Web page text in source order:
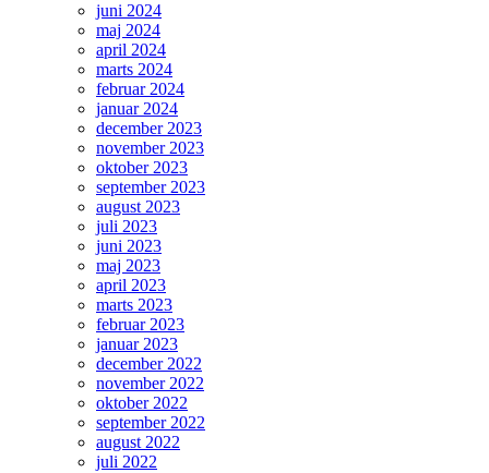
juni 2024
maj 2024
april 2024
marts 2024
februar 2024
januar 2024
december 2023
november 2023
oktober 2023
september 2023
august 2023
juli 2023
juni 2023
maj 2023
april 2023
marts 2023
februar 2023
januar 2023
december 2022
november 2022
oktober 2022
september 2022
august 2022
juli 2022